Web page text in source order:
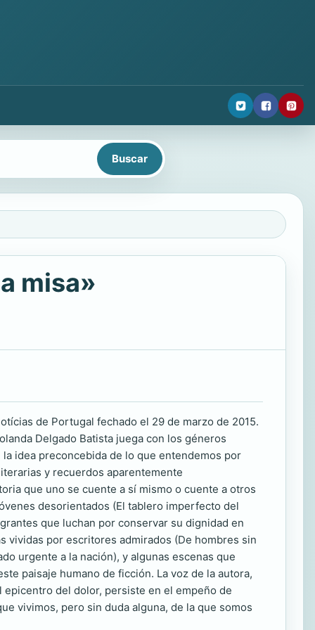
misa»
de Portugal fechado el 29 de marzo de 2015.
Delgado Batista juega con los géneros
idea preconcebida de lo que entendemos por
y recuerdos aparentemente
que uno se cuente a sí mismo o cuente a otros
desorientados (El tablero imperfecto del
que luchan por conservar su dignidad en
vividas por escritores admirados (De hombres sin
urgente a la nación), y algunas escenas que
paisaje humano de ficción. La voz de la autora,
del dolor, persiste en el empeño de
vivimos, pero sin duda alguna, de la que somos